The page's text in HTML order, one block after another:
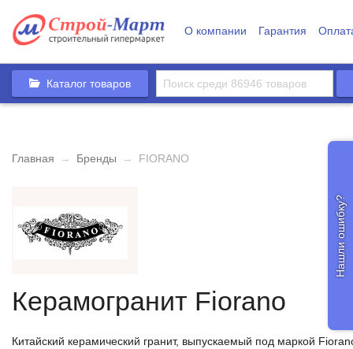
О компании Гарантия
Каталог товаров
Главная → Бренды → FIORANO
Керамогранит Fiorano
Китайский керамический гранит, выпускаемый под маркой
Нашли ошибку?